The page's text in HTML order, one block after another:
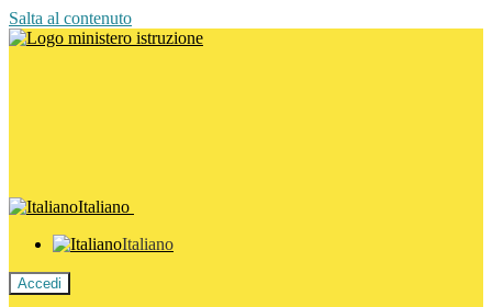
Salta al contenuto
Italiano
Italiano
Accedi